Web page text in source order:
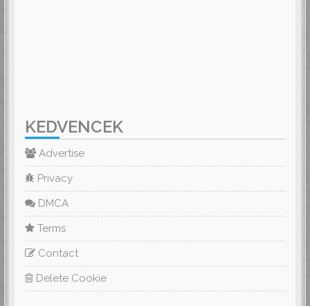
KEDVENCEK
Advertise
Privacy
DMCA
Terms
Contact
Delete Cookie